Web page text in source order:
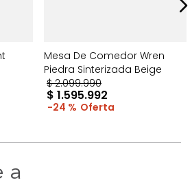
Mesa De Comedor Wren
Piedra Sinterizada Beige
$ 2.099.990
$ 1.595.992
24 %
a